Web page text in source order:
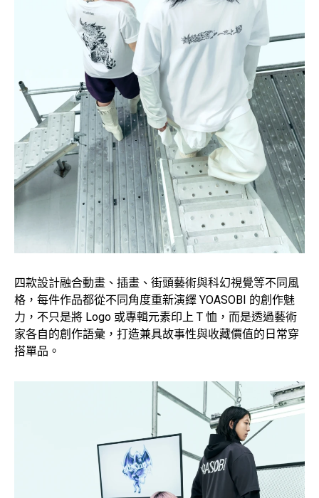
四款設計融合動畫、插畫、街頭藝術與科幻視覺等不同風
格，每件作品都從不同角度重新演繹 YOASOBI 的創作魅
力，不只是將 Logo 或專輯元素印上 T 恤，而是透過藝術
家各自的創作語彙，打造兼具故事性與收藏價值的日常穿
搭單品。